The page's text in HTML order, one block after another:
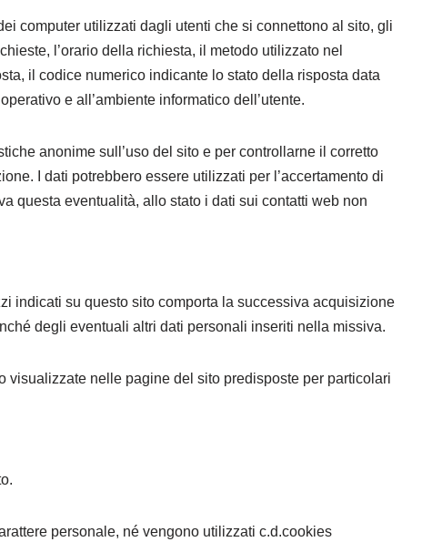
computer utilizzati dagli utenti che si connettono al sito, gli
l’orario della richiesta, il metodo utilizzato nel
il codice numerico indicante lo stato della risposta data
e all’ambiente informatico dell’utente.
anonime sull’uso del sito e per controllarne il corretto
I dati potrebbero essere utilizzati per l’accertamento di
questa eventualità, allo stato i dati sui contatti web non
indicati su questo sito comporta la successiva acquisizione
degli eventuali altri dati personali inseriti nella missiva.
visualizzate nelle pagine del sito predisposte per particolari
personale, né vengono utilizzati c.d.cookies